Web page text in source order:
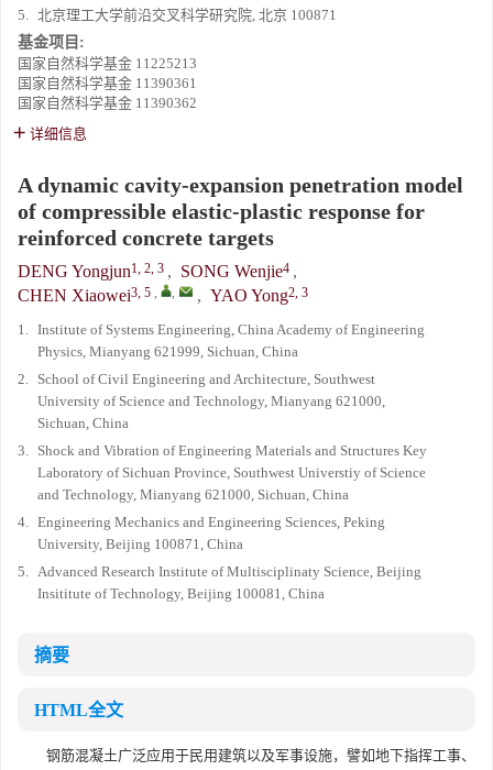
5. 北京理工大学前沿交叉科学研究院, 北京 100871
基金项目:
国家自然科学基金 11225213
国家自然科学基金 11390361
国家自然科学基金 11390362
详细信息
A dynamic cavity-expansion penetration model
of compressible elastic-plastic response for
reinforced concrete targets
DENG Yongjun1, 2, 3 , SONG Wenjie4 ,
CHEN Xiaowei3, 5 , , , YAO Yong2, 3
1. Institute of Systems Engineering, China Academy of Engineering
Physics, Mianyang 621999, Sichuan, China
2. School of Civil Engineering and Architecture, Southwest
University of Science and Technology, Mianyang 621000,
Sichuan, China
3. Shock and Vibration of Engineering Materials and Structures Key
Laboratory of Sichuan Province, Southwest Universtiy of Science
and Technology, Mianyang 621000, Sichuan, China
4. Engineering Mechanics and Engineering Sciences, Peking
University, Beijing 100871, China
5. Advanced Research Institute of Multisciplinaty Science, Beijing
Insititute of Technology, Beijing 100081, China
摘要
HTML全文
钢筋混凝土广泛应用于民用建筑以及军事设施，譬如地下指挥工事、